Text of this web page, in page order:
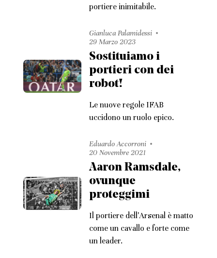
portiere inimitabile.
Gianluca Palamidessi
29 Marzo 2023
Sostituiamo i
portieri con dei
robot!
Le nuove regole IFAB
uccidono un ruolo epico.
Eduardo Accorroni
20 Novembre 2021
Aaron Ramsdale,
ovunque
proteggimi
Il portiere dell'Arsenal è matto
come un cavallo e forte come
un leader.